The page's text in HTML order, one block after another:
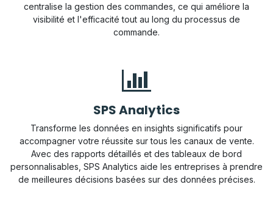
centralise la gestion des commandes, ce qui améliore la
visibilité et l'efficacité tout au long du processus de
commande.
SPS Analytics
Transforme les données en insights significatifs pour
accompagner votre réussite sur tous les canaux de vente.
Avec des rapports détaillés et des tableaux de bord
personnalisables, SPS Analytics aide les entreprises à prendre
de meilleures décisions basées sur des données précises.